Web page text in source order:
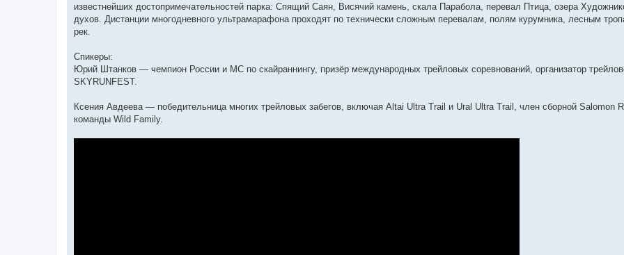
известнейших достопримечательностей парка: Спящий Саян, Висячий камень, скала Парабола, перевал Птица, озера
духов. Дистанции многодневного ультрамарафона проходят по технически сложным перевалам, полям курумника, лесным
рек.
Спикеры:
Юрий Штанков — чемпион России и МС по скайраннингу, призёр международных трейловых соревнований, организатор
SKYRUNFEST.
Ксения Авдеева — победительница многих трейловых забегов, включая Altai Ultra Trail и Ural Ultra Trail, член сборной Salomon
команды Wild Family.